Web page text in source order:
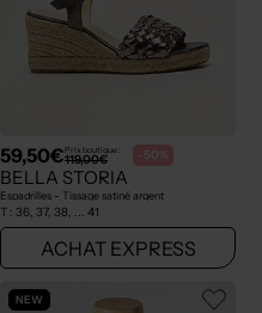
59,50€Prix boutique :
119,00€ -50%
BELLA STORIA
Espadrilles - Tissage satiné argent
T : 36, 37, 38, ... 41
ACHAT EXPRESS
NEW